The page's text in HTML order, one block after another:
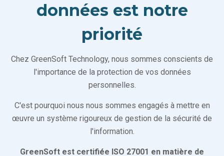
données est notre
priorité
Chez GreenSoft Technology, nous sommes conscients de
l'importance de la protection de vos données
personnelles.
C'est pourquoi nous nous sommes engagés à mettre en
œuvre un système rigoureux de gestion de la sécurité de
l'information.
GreenSoft est certifiée ISO 27001 en matière de